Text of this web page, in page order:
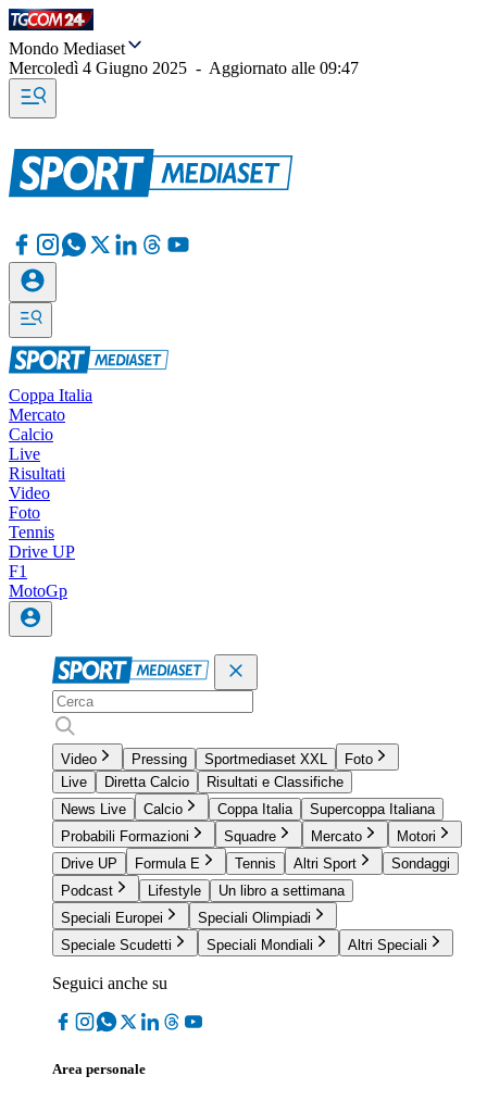
Mondo Mediaset
Mercoledì 4 Giugno 2025 - Aggiornato alle 09:47
Coppa Italia
Mercato
Calcio
Live
Risultati
Video
Foto
Tennis
Drive UP
F1
MotoGp
Video Pressing Sportmediaset XXL
Foto
Live
Diretta Calcio
Risultati e Classifiche
News Live
Calcio Coppa Italia
Supercoppa Italiana
Probabili Formazioni
Squadre Mercato
Motori
Drive UP
Formula E Tennis Altri Sport
Sondaggi
Podcast
Lifestyle
Un libro a settimana
Speciali Europei
Speciali Olimpiadi
Speciale Scudetti
Speciali Mondiali Altri Speciali
Seguici anche su
Area personale